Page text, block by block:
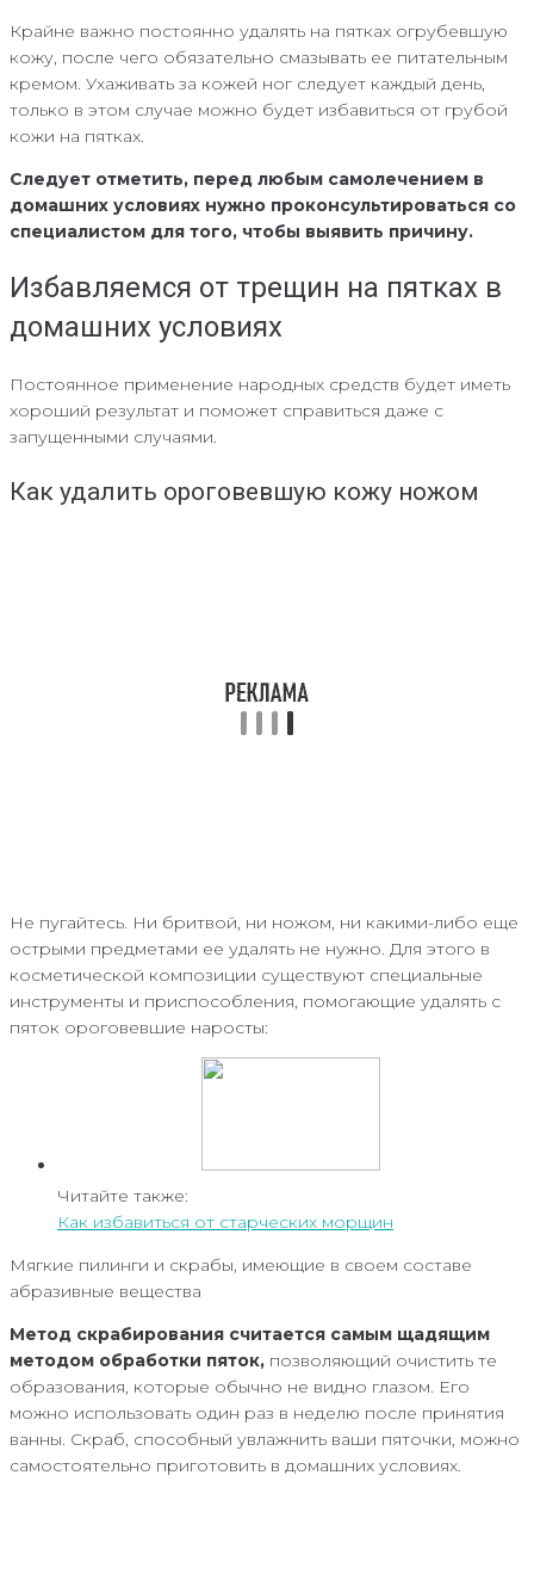
Крайне важно постоянно удалять на пятках огрубевшую
кожу, после чего обязательно смазывать ее питательным
кремом. Ухаживать за кожей ног следует каждый день,
только в этом случае можно будет избавиться от грубой
кожи на пятках.
Следует отметить, перед любым самолечением в
домашних условиях нужно проконсультироваться со
специалистом для того, чтобы выявить причину.
Избавляемся от трещин на пятках в
домашних условиях
Постоянное применение народных средств будет иметь
хороший результат и поможет справиться даже с
запущенными случаями.
Как удалить ороговевшую кожу ножом
Не пугайтесь. Ни бритвой, ни ножом, ни какими-либо еще
острыми предметами ее удалять не нужно. Для этого в
косметической композиции существуют специальные
инструменты и приспособления, помогающие удалять с
пяток ороговевшие наросты:
Читайте также:
Как избавиться от старческих морщин
Мягкие пилинги и скрабы, имеющие в своем составе
абразивные вещества
Метод скрабирования считается самым щадящим
методом обработки пяток, позволяющий очистить те
образования, которые обычно не видно глазом. Его
можно использовать один раз в неделю после принятия
ванны. Скраб, способный увлажнить ваши пяточки, можно
самостоятельно приготовить в домашних условиях.